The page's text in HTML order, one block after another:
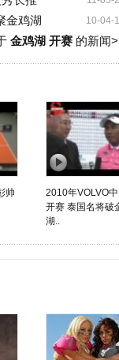
10-04-
金鸡湖
金鸡湖 开赛的新闻
帅
2010年VOLVO
开赛 泰国名将破
湖..